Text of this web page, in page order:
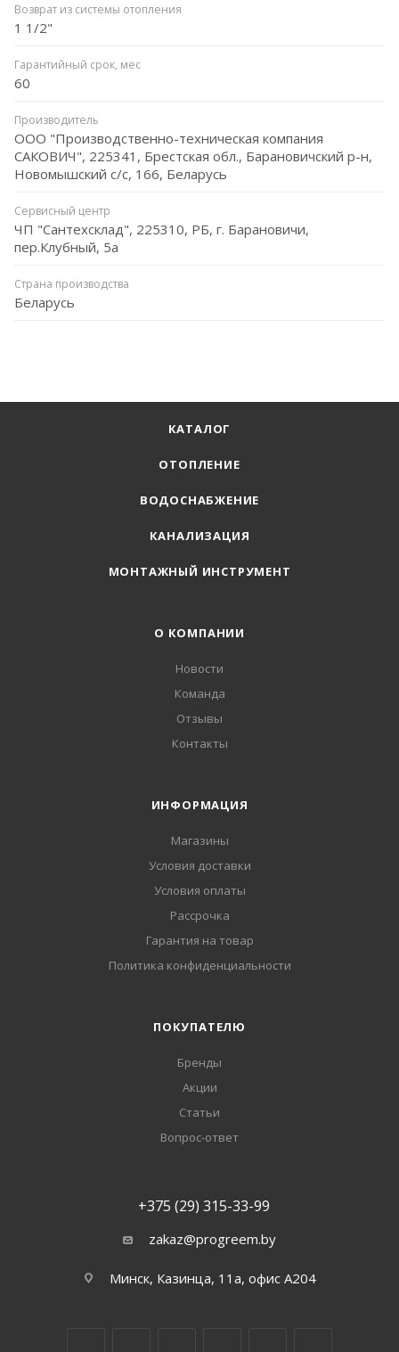
Возврат из системы отопления
1 1/2"
Гарантийный срок, мес
60
Производитель
ООО "Производственно-техническая компания
САКОВИЧ", 225341, Брестская обл., Барановичский р-н,
Новомышский с/с, 166, Беларусь
Сервисный центр
ЧП "Сантехсклад", 225310, РБ, г. Барановичи,
пер.Клубный, 5а
Страна производства
Беларусь
КАТАЛОГ
ОТОПЛЕНИЕ
ВОДОСНАБЖЕНИЕ
КАНАЛИЗАЦИЯ
МОНТАЖНЫЙ ИНСТРУМЕНТ
О КОМПАНИИ
Новости
Команда
Отзывы
Контакты
ИНФОРМАЦИЯ
Магазины
Условия доставки
Условия оплаты
Рассрочка
Гарантия на товар
Политика конфиденциальности
ПОКУПАТЕЛЮ
Бренды
Акции
Статьи
Вопрос-ответ
+375 (29) 315-33-99
zakaz@progreem.by
Минск, Казинца, 11а, офис А204